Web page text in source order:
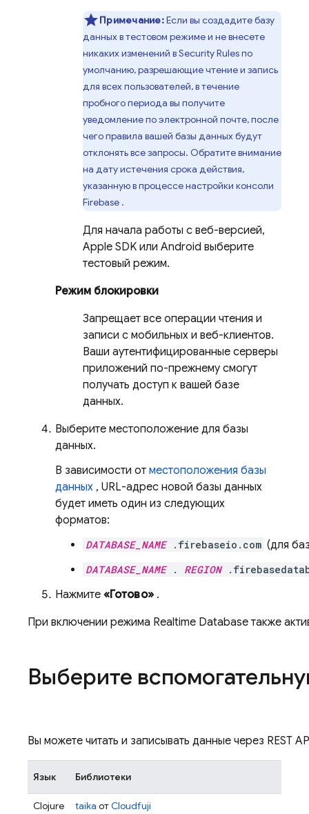
Примечание:Если вы создадите базу
данных в тестовом режиме и не внесете
никаких изменений вSecurity Rulesпо
умолчанию, разрешающие чтение и запись
для всех пользователей, в течение
пробного периода вы получите
уведомление по электронной почте, после
чего правила вашей базы данных будут
отклонять все запросы. Обратите внимание
на дату истечения срока действия,
указанную в процессе настройки консоли
Firebase .
Для начала работы с веб-версией,
Apple SDK или Android выберите
тестовый режим.
Режим блокировки
Запрещает все операции чтения и
записи с мобильных и веб-клиентов.
Ваши аутентифицированные серверы
приложений по-прежнему смогут
получать доступ к вашей базе
данных.
Выберите местоположение для базы
данных.
В зависимости от местоположения базы
данных , URL-адрес новой базы данных
будет иметь один из следующих
форматов:
DATABASE_NAME.firebaseio.com (для
DATABASE_NAME. REGION
Нажмите «Готово» .
При включении режима Realtime Database также
Выберите
Вы можете читать и записывать данные через REST
Язык Библиотеки
Clojure taika отCloudfuji